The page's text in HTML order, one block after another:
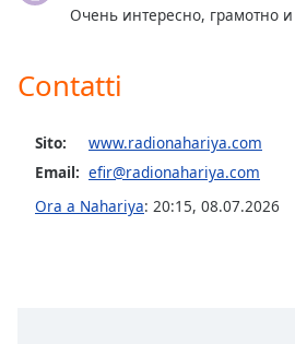
settings,
opens
settings
dialog
subtitles
off,
Очень интересно, грамотно и
Contatti
Sito:
www.radionahariya.com
Email: efir@radionahariya.com
Ora a Nahariya: 20:15, 08.07.2026